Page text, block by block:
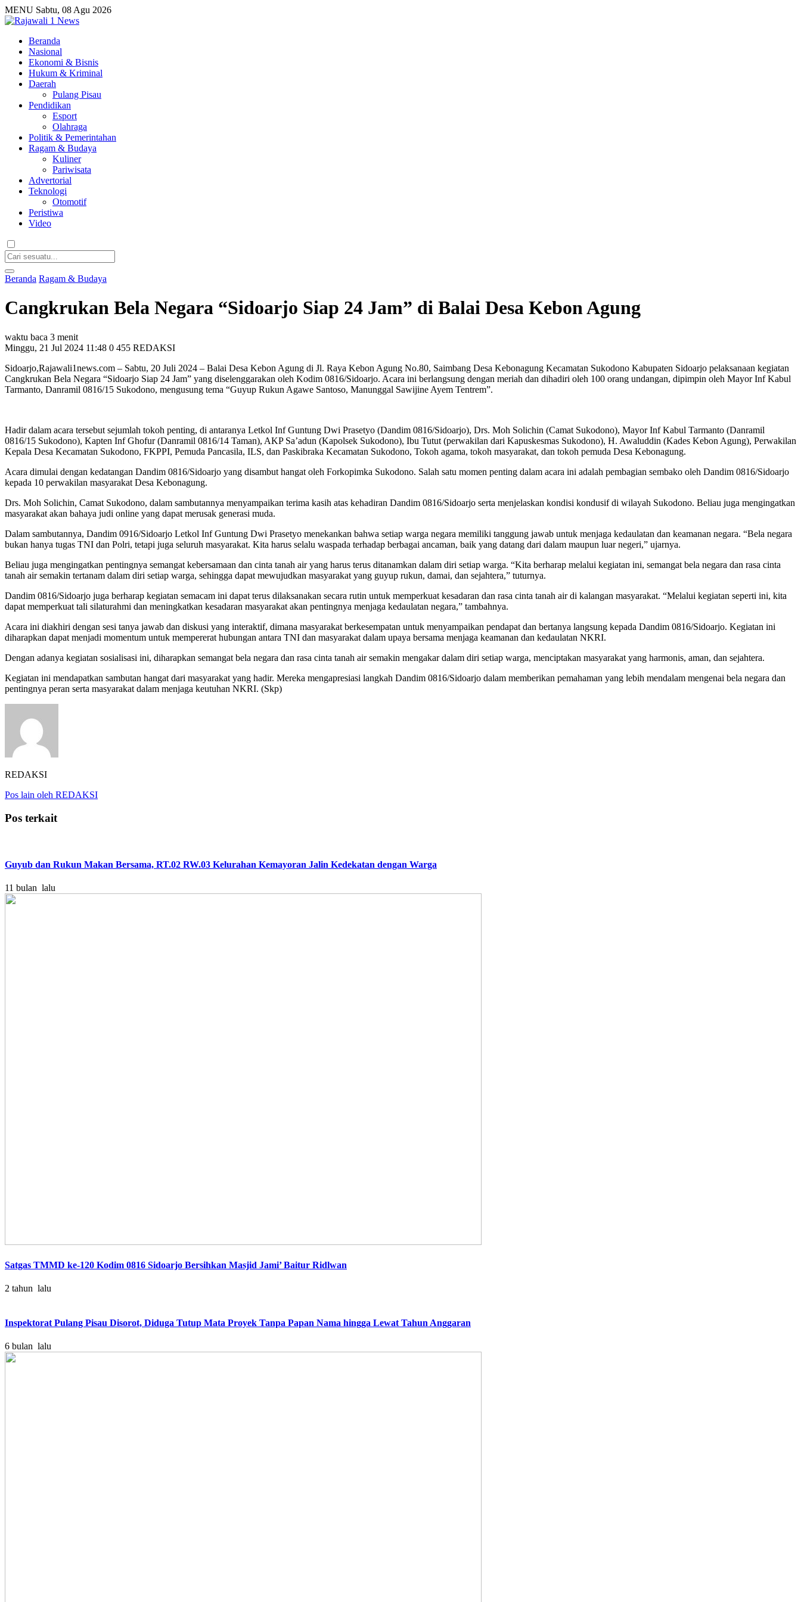
MENU Sabtu, 08 Agu 2026
Beranda
Nasional
Ekonomi & Bisnis
Hukum & Kriminal
Daerah
Pulang Pisau
Pendidikan
Esport
Olahraga
Politik & Pemerintahan
Ragam & Budaya
Kuliner
Pariwisata
Advertorial
Teknologi
Otomotif
Peristiwa
Video
Beranda Ragam & Budaya
Cangkrukan Bela Negara “Sidoarjo Siap 24 Jam” di Balai Desa Kebon Agung
waktu baca 3 menit
Minggu, 21 Jul 2024 11:48 0 455 REDAKSI
Sidoarjo,Rajawali1news.com – Sabtu, 20 Juli 2024 – Balai Desa Kebon Agung di Jl. Raya Kebon Agung No.80, Saimbang Desa Kebonagung Kecamatan Sukodono Kabupaten Sidoarjo pelaksanaan kegiatan
Cangkrukan Bela Negara “Sidoarjo Siap 24 Jam” yang diselenggarakan oleh Kodim 0816/Sidoarjo. Acara ini berlangsung dengan meriah dan dihadiri oleh 100 orang undangan, dipimpin oleh Mayor Inf Kabul
Tarmanto, Danramil 0816/15 Sukodono, mengusung tema “Guyup Rukun Agawe Santoso, Manunggal Sawijine Ayem Tentrem”.
Hadir dalam acara tersebut sejumlah tokoh penting, di antaranya Letkol Inf Guntung Dwi Prasetyo (Dandim 0816/Sidoarjo), Drs. Moh Solichin (Camat Sukodono), Mayor Inf Kabul Tarmanto (Danramil
0816/15 Sukodono), Kapten Inf Ghofur (Danramil 0816/14 Taman), AKP Sa’adun (Kapolsek Sukodono), Ibu Tutut (perwakilan dari Kapuskesmas Sukodono), H. Awaluddin (Kades Kebon Agung), Perwakilan
Kepala Desa Kecamatan Sukodono, FKPPI, Pemuda Pancasila, ILS, dan Paskibraka Kecamatan Sukodono, Tokoh agama, tokoh masyarakat, dan tokoh pemuda Desa Kebonagung.
Acara dimulai dengan kedatangan Dandim 0816/Sidoarjo yang disambut hangat oleh Forkopimka Sukodono. Salah satu momen penting dalam acara ini adalah pembagian sembako oleh Dandim 0816/Sidoarjo
kepada 10 perwakilan masyarakat Desa Kebonagung.
Drs. Moh Solichin, Camat Sukodono, dalam sambutannya menyampaikan terima kasih atas kehadiran Dandim 0816/Sidoarjo serta menjelaskan kondisi kondusif di wilayah Sukodono. Beliau juga mengingatkan
masyarakat akan bahaya judi online yang dapat merusak generasi muda.
Dalam sambutannya, Dandim 0916/Sidoarjo Letkol Inf Guntung Dwi Prasetyo menekankan bahwa setiap warga negara memiliki tanggung jawab untuk menjaga kedaulatan dan keamanan negara. “Bela negara
bukan hanya tugas TNI dan Polri, tetapi juga seluruh masyarakat. Kita harus selalu waspada terhadap berbagai ancaman, baik yang datang dari dalam maupun luar negeri,” ujarnya.
Beliau juga mengingatkan pentingnya semangat kebersamaan dan cinta tanah air yang harus terus ditanamkan dalam diri setiap warga. “Kita berharap melalui kegiatan ini, semangat bela negara dan rasa cinta
tanah air semakin tertanam dalam diri setiap warga, sehingga dapat mewujudkan masyarakat yang guyup rukun, damai, dan sejahtera,” tuturnya.
Dandim 0816/Sidoarjo juga berharap kegiatan semacam ini dapat terus dilaksanakan secara rutin untuk memperkuat kesadaran dan rasa cinta tanah air di kalangan masyarakat. “Melalui kegiatan seperti ini, kita
dapat memperkuat tali silaturahmi dan meningkatkan kesadaran masyarakat akan pentingnya menjaga kedaulatan negara,” tambahnya.
Acara ini diakhiri dengan sesi tanya jawab dan diskusi yang interaktif, dimana masyarakat berkesempatan untuk menyampaikan pendapat dan bertanya langsung kepada Dandim 0816/Sidoarjo. Kegiatan ini
diharapkan dapat menjadi momentum untuk mempererat hubungan antara TNI dan masyarakat dalam upaya bersama menjaga keamanan dan kedaulatan NKRI.
Dengan adanya kegiatan sosialisasi ini, diharapkan semangat bela negara dan rasa cinta tanah air semakin mengakar dalam diri setiap warga, menciptakan masyarakat yang harmonis, aman, dan sejahtera.
Kegiatan ini mendapatkan sambutan hangat dari masyarakat yang hadir. Mereka mengapresiasi langkah Dandim 0816/Sidoarjo dalam memberikan pemahaman yang lebih mendalam mengenai bela negara dan
pentingnya peran serta masyarakat dalam menjaga keutuhan NKRI. (Skp)
REDAKSI
Pos lain oleh REDAKSI
Pos terkait
Guyub dan Rukun Makan Bersama, RT.02 RW.03 Kelurahan Kemayoran Jalin Kedekatan dengan Warga
11 bulan lalu
Satgas TMMD ke-120 Kodim 0816 Sidoarjo Bersihkan Masjid Jami’ Baitur Ridlwan
2 tahun lalu
Inspektorat Pulang Pisau Disorot, Diduga Tutup Mata Proyek Tanpa Papan Nama hingga Lewat Tahun Anggaran
6 bulan lalu